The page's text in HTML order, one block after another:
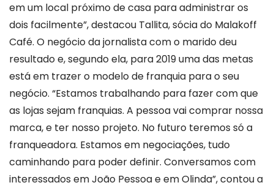
em um local próximo de casa para administrar os
dois facilmente”, destacou Tallita, sócia do Malakoff
Café. O negócio da jornalista com o marido deu
resultado e, segundo ela, para 2019 uma das metas
está em trazer o modelo de franquia para o seu
negócio. “Estamos trabalhando para fazer com que
as lojas sejam franquias. A pessoa vai comprar nossa
marca, e ter nosso projeto. No futuro teremos só a
franqueadora. Estamos em negociações, tudo
caminhando para poder definir. Conversamos com
interessados em João Pessoa e em Olinda”, contou a